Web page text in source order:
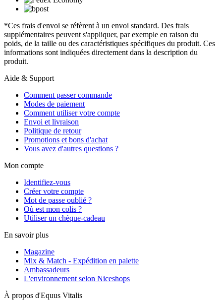
*Ces frais d'envoi se réfèrent à un envoi standard. Des frais
supplémentaires peuvent s'appliquer, par exemple en raison du
poids, de la taille ou des caractéristiques spécifiques du produit. Ces
informations sont indiquées directement dans la description du
produit.
Aide & Support
Comment passer commande
Modes de paiement
Comment utiliser votre compte
Envoi et livraison
Politique de retour
Promotions et bons d'achat
Vous avez d'autres questions ?
Mon compte
Identifiez-vous
Créer votre compte
Mot de passe oublié ?
Où est mon colis ?
Utiliser un chèque-cadeau
En savoir plus
Magazine
Mix & Match - Expédition en palette
Ambassadeurs
L'environnement selon Niceshops
À propos d'Equus Vitalis